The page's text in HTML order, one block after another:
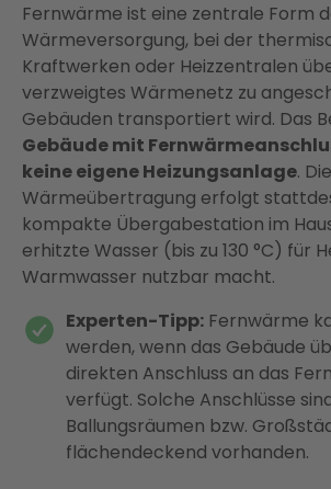
Fernwärme ist eine zentrale Form
Wärmeversorgung, bei der
Kraftwerken oder Heizzentralen
verzweigtes Wärmenetz zu
Gebäuden transportiert wird. Das
Gebäude mit
keine eigene Heizungsanlage. Die
Wärmeübertragung erfolgt
kompakte Übergabestation im
erhitzte Wasser (bis zu 130 °C) für
Warmwasser nutzbar macht.
Experten-Tipp: Fernwärme
werden, wenn das Gebäude
direkten Anschluss an das
verfügt. Solche Anschlüsse
Ballungsräumen bzw.
flächendeckend vorhanden.